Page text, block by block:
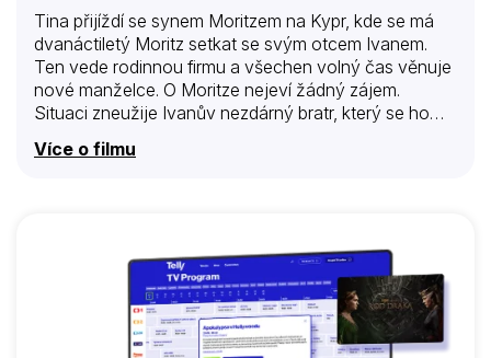
Tina přijíždí se synem Moritzem na Kypr, kde se má
dvanáctiletý Moritz setkat se svým otcem Ivanem.
Ten vede rodinnou firmu a všechen volný čas věnuje
nové manželce. O Moritze nejeví žádný zájem.
Situaci zneužije Ivanův nezdárný bratr, který se ho…
Více o filmu